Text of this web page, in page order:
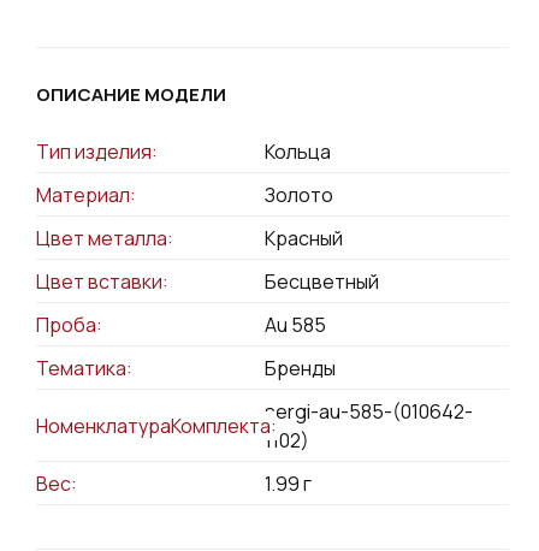
ОПИСАНИЕ МОДЕЛИ
Тип изделия:
Кольца
Материал:
Золото
Цвет металла:
Красный
Цвет вставки:
Бесцветный
Проба:
Au 585
Тематика:
Бренды
НоменклатураКомплекта:
sergi-au-585-(010642-
1102)
Вес:
1.99г